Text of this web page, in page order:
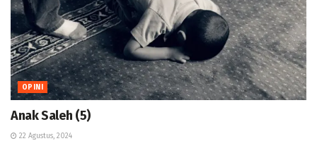
OPINI
Anak Saleh (5)
22 Agustus, 2024